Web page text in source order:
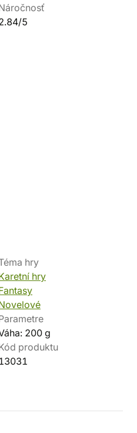
5
hry
hry
200 g
produktu